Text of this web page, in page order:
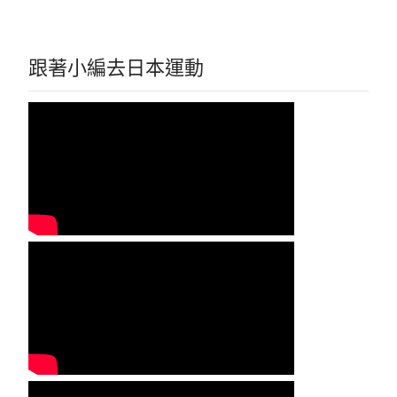
跟著小編去日本運動